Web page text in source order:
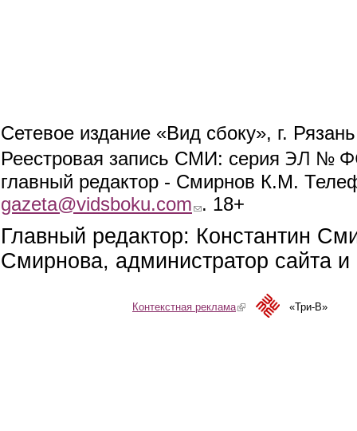
Сетевое издание «Вид сбоку», г.
Реестровая запись СМИ: серия ЭЛ №
главный редактор - Смирнов К.М.
gazeta@vidsboku.com (link sends e-mail)
. 18+
Главный редактор: Константин
Смирнова, администратор сайта
Контекстная реклама(link is external)«Три-В»